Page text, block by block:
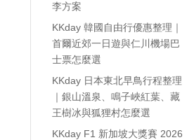
李方案
KKday 韓國自由行優惠整理｜
首爾近郊一日遊與仁川機場巴
士票怎麼選
KKday 日本東北早鳥行程整理
｜銀山溫泉、鳴子峽紅葉、藏
王樹冰與狐狸村怎麼選
KKday F1 新加坡大獎賽 2026